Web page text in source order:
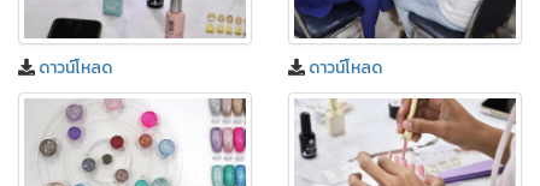
ดาวน์โหลด ดาวน์โหลด